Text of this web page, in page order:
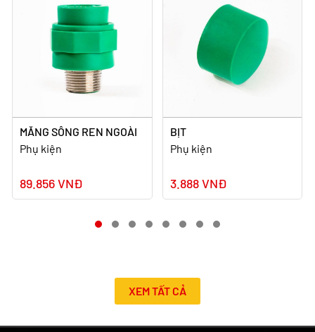
MĂNG SÔNG REN NGOÀI
Phụ kiện
89.856 VNĐ
BỊT
Phụ kiện
3.888 VNĐ
XEM TẤT CẢ